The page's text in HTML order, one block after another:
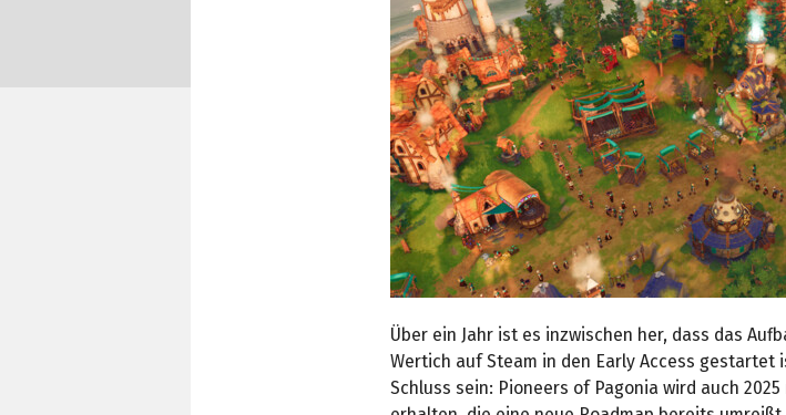
Über ein Jahr ist es inzwischen her, dass das
Wertich auf Steam in den Early Access gestartet
Schluss sein: Pioneers of Pagonia wird auch